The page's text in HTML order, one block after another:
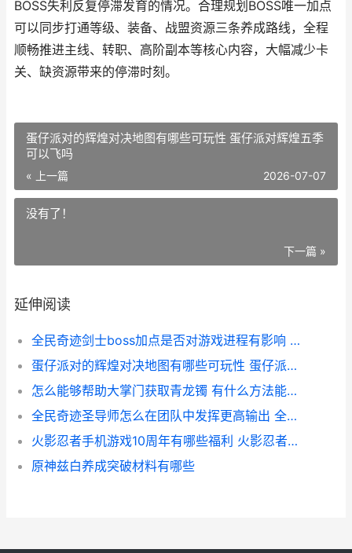
BOSS失利反复停滞发育的情况。合理规划BOSS唯一加点
可以同步打通等级、装备、战盟资源三条养成路线，全程
顺畅推进主线、转职、高阶副本等核心内容，大幅减少卡
关、缺资源带来的停滞时刻。
蛋仔派对的辉煌对决地图有哪些可玩性 蛋仔派对辉煌五季
可以飞吗
« 上一篇 2026-07-07
没有了！
下一篇 »
延伸阅读
全民奇迹剑士boss加点是否对游戏进程有影响 全民奇迹剑士萤石最佳组合图片
蛋仔派对的辉煌对决地图有哪些可玩性 蛋仔派对辉煌五季可以飞吗
怎么能够帮助大掌门获取青龙镯 有什么方法能帮助
全民奇迹圣导师怎么在团队中发挥更高输出 全民奇迹圣导师最佳输出打法
火影忍者手机游戏10周年有哪些福利 火影忍者手机游戏最强忍者大集结
原神兹白养成突破材料有哪些